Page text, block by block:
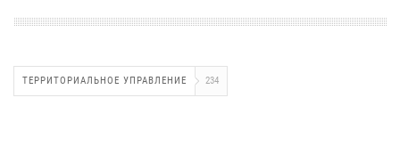
ТЕРРИТОРИАЛЬНОЕ УПРАВЛЕНИЕ 234